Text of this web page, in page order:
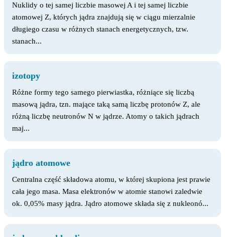
Nuklidy o tej samej liczbie masowej A i tej samej liczbie
atomowej Z, których jądra znajdują się w ciągu mierzalnie
długiego czasu w różnych stanach energetycznych, tzw.
stanach...
izotopy
Różne formy tego samego pierwiastka, różniące się liczbą
masową jądra, tzn. mające taką samą liczbę protonów Z, ale
różną liczbę neutronów N w jądrze. Atomy o takich jądrach
maj...
jądro atomowe
Centralna część składowa atomu, w której skupiona jest prawie
cała jego masa. Masa elektronów w atomie stanowi zaledwie
ok. 0,05% masy jądra. Jądro atomowe składa się z nukleonó...